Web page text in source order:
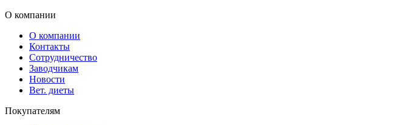
О компании
О компании
Контакты
Сотрудничество
Заводчикам
Новости
Вет. диеты
Покупателям